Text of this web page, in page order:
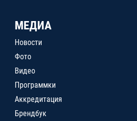
МЕДИА
Новости
Фото
Видео
Программки
Аккредитация
Брендбук